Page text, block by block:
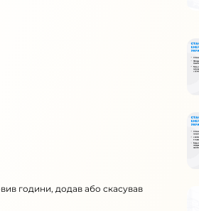
години, додав або скасував